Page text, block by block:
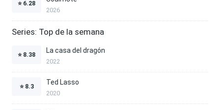
⭐ 6.28
2026
Series: Top de la semana
⭐ 8.38
La casa del dragón
2022
⭐ 8.3
Ted Lasso
2020